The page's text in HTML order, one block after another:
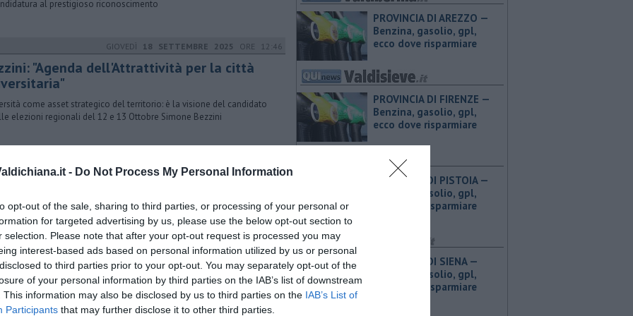
- Do Not Process My Personal Information
opt-out of the sale, sharing to third parties, or processing of your personal or
for targeted advertising by us, please use the below opt-out section to
selection. Please note that after your opt-out request is processed you may
interest-based ads based on personal information utilized by us or personal
to third parties prior to your opt-out. You may separately opt-out of the
of your personal information by third parties on the IAB’s list of downstream
This information may also be disclosed by us to third parties on the IAB’s List of
Participants that may further disclose it to other third parties.
al prestigioso riconoscimento
GIOVEDÌ 18 SETTEMBRE 2025 ORE 12:46
"Agenda dell'Attrattività per la città
come asset strategico del territorio: è la visione del candidato
elezioni regionali del 12 e 13 Ottobre Simone Bezzini
nuova per Sant'Albino
a Sant’Albino, del nuovo edificio scolastico in Via del
calorosa la partecipazione del personale scolastico e delle
VENERDÌ03 FEBBRAIO 2017ORE 16:59
Bella tra conferme e nuovi progetti
PROVINCIA DI AREZZO — ​
Benzina, gasolio, gpl,
ecco dove risparmiare
PROVINCIA DI FIRENZE — ​
Benzina, gasolio, gpl,
ecco dove risparmiare
PROVINCIA DI PISTOIA — ​
Benzina, gasolio, gpl,
ecco dove risparmiare
PROVINCIA DI SIENA — ​
Benzina, gasolio, gpl,
ecco dove risparmiare